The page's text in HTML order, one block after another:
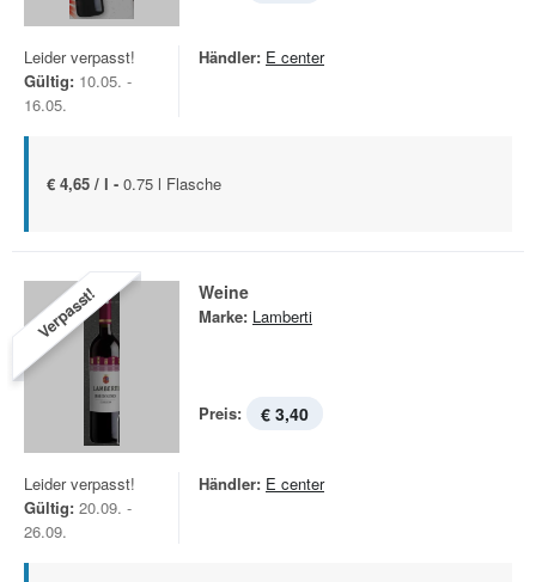
Leider verpasst!
Gültig: 10.05. -
16.05.
Händler: E center
€ 4,65 / l - 0.75 l Flasche
Verpasst! Weine
Marke: Lamberti
Preis: € 3,40
Leider verpasst!
Gültig: 20.09. -
26.09.
Händler: E center